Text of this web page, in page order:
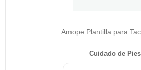
Amope Plantilla para
Cuidado de Pies